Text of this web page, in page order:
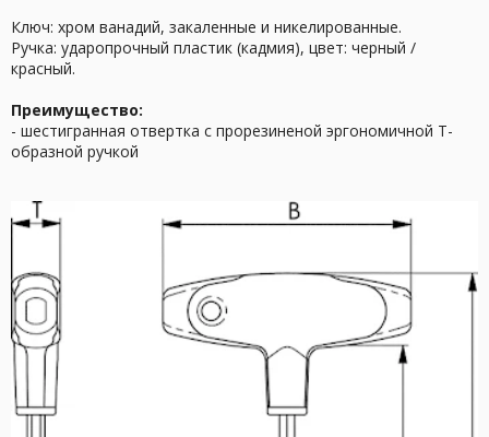
Ключ: хром ванадий, закаленные и никелированные.
Ручка: ударопрочный пластик (кадмия), цвет: черный /
красный.
Преимущество:
- шестигранная отвертка с прорезиненой эргономичной Т-
образной ручкой